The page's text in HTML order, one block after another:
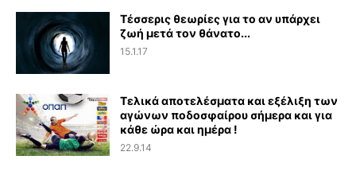
Τέσσερις θεωρίες για το αν υπάρχει
ζωή μετά τον θάνατο...
15.1.17
Τελικά αποτελέσματα και εξέλιξη των
αγώνων ποδοσφαίρου σήμερα και για
κάθε ώρα και ημέρα !
22.9.14